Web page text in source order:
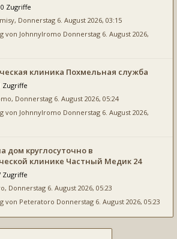
Zugriffe
, Donnerstag 6. August 2026, 03:15
von JohnnyIromo Donnerstag 6. August 2026,
клиника Похмельная служба
Zugriffe
, Donnerstag 6. August 2026, 05:24
von JohnnyIromo Donnerstag 6. August 2026,
дом круглосуточно в
клинике Частный Медик 24
Zugriffe
, Donnerstag 6. August 2026, 05:23
von Peteratoro Donnerstag 6. August 2026, 05:23